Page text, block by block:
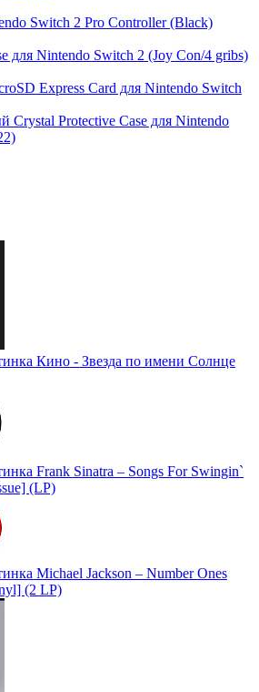
Switch 2 Pro Controller (Black)
для Nintendo Switch 2 (Joy Con/4 gribs)
Express Card для Nintendo Switch
Crystal Protective Case для Nintendo
Кино - Звезда по имени Солнце
Frank Sinatra – Songs For Swingin`
(LP)
Michael Jackson – Number Ones
(2 LP)